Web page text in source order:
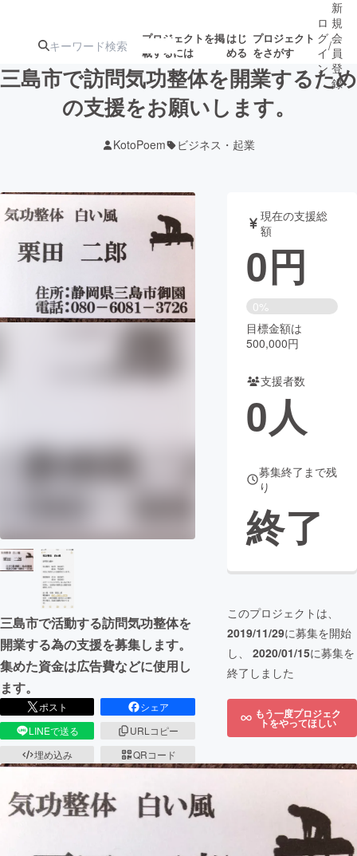
プロジェクトを掲
載するには
はじ
める
プロジェクト
をさがす
ジェクト
募集終了が近いプ
ロジェクト
アート・写真 音楽
テクノロジー・ガジェット ゲーム・サ
映像・映画 書籍・雑誌
チャレンジ
まちづくり・地域活性化
CAMPFIRE Creation
ロ
グ
イ
ン
/
新
規
会
員
登
録
三島市で訪問気功整体を開業するため
の支援をお願いします。
KotoPoem ビジネス・起業
三島市で活動する訪問気功整体を
開業する為の支援を募集します。
集めた資金は広告費などに使用し
ます。
ポスト
シェア
LINEで送る
URLコピー
埋め込み
QRコード
現在の支援総
額
0円
0%
目標金額は
500,000円
支援者数
0人
募集終了まで残
り
終了
このプロジェクトは、
2019/11/29に募集を開始
し、 2020/01/15に募集を
終了しました
もう一度プロジェク
トをやってほしい